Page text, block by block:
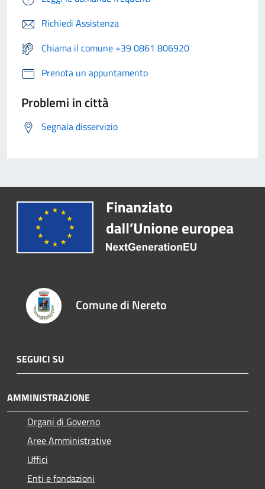
Richiedi Assistenza
Chiama il comune +39 0861 806920
Prenota un appuntamento
Problemi in città
Segnala disservizio
Comune di Nereto
SEGUICI SU
AMMINISTRAZIONE
Organi di Governo
Aree Amministrative
Uffici
Enti e fondazioni